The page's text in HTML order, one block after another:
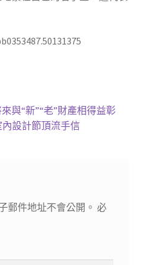
與“新”“老”財產相得益彰
內設計節頂流手信
郵件地址不會公開。 必